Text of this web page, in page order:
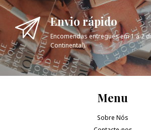
Envio rápido
Encomendas entregues em 1 a 2
Continental).
Menu
Sobre Nós